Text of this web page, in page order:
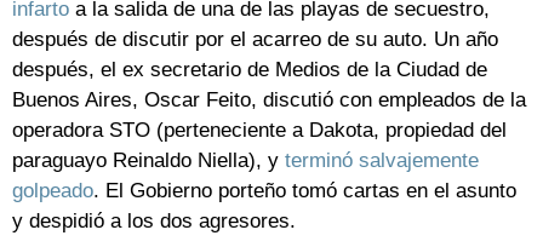
infarto a la salida de una de las playas de secuestro,
después de discutir por el acarreo de su auto. Un año
después, el ex secretario de Medios de la Ciudad de
Buenos Aires, Oscar Feito, discutió con empleados de la
operadora STO (perteneciente a Dakota, propiedad del
paraguayo Reinaldo Niella), y terminó salvajemente
golpeado. El Gobierno porteño tomó cartas en el asunto
y despidió a los dos agresores.